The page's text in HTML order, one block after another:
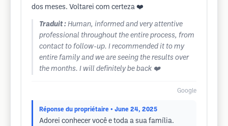
dos meses. Voltarei com certeza ❤️
Traduit : Human, informed and very attentive
professional throughout the entire process, from
contact to follow-up. I recommended it to my
entire family and we are seeing the results over
the months. I will definitely be back ❤️
Google
Réponse du propriétaire • June 24, 2025
Adorei conhecer você e toda a sua família.